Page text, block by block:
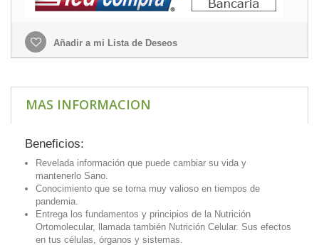
Añadir a mi Lista de Deseos
MAS INFORMACION
Beneficios:
Revelada información que puede cambiar su vida y
mantenerlo Sano.
Conocimiento que se torna muy valioso en tiempos de
pandemia.
Entrega los fundamentos y principios de la Nutrición
Ortomolecular, llamada también Nutrición Celular. Sus efectos
en tus células, órganos y sistemas.